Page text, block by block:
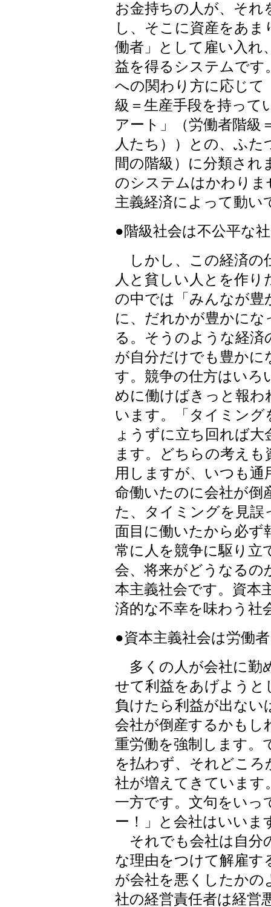
お金持ちの人が、それ
し、そこに資産をあ
働者」として雇い入れ
益を得るシステムです
への関わり方に応じて
級＝生産手段を持って
アート」（労働者階級
人たち））との、ふ
間の階級）に分類さ
のシステムはかわりま
主義経済によって動い
●階級社会は不公平な
しかし、この経済の
人と貧しい人とを作
の中では「みんなが豊
に、だれかが豊かに
る。そうのような経
が自分だけでも豊かに
す。競争の仕方はいろ
めに働けばきっと報わ
います。「タイミン
ょうずに立ち回れば
ます。どちらの考え
用しますが、いつも
命働いたのに会社が倒
た、タイミングを見誤
面目に働いたから必ず
常に人を競争に駆り立
会、将来がどうなるの
本主義社会です。資本
済的な不幸を味わう社
●資本主義社会は労働
多くの人が会社に勤
せて利益をあげようと
負けたら利益が出な
会社が倒産するかもし
重労働を強制します。
を払わず、それどころ
社が増えてきています
一方です。文句をいっ
ー！」と会社はいいま
それでも会社は自分
な理由をつけて解雇
が会社を悪くしたか
社の経営責任者は経営